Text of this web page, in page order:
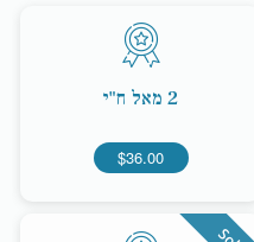
2 מאל ח"י
$36.00